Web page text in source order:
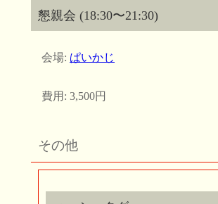
懇親会 (18:30〜21:30)
会場: ぱいかじ
費用: 3,500円
その他